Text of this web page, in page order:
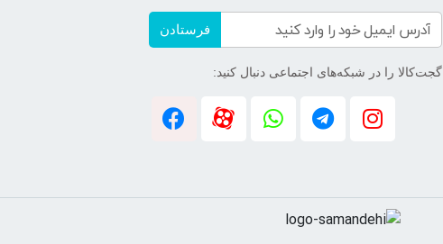
فرستادن
گجت‌کالا را در شبکه‌های اجتماعی دنبال کنید: